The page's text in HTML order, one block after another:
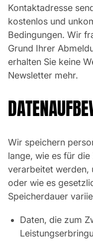
Kontaktadresse
kostenlos und
Bedingungen. Wir
Grund Ihrer
erhalten Sie keine
Newsletter mehr.
Wir speichern
lange, wie es für
verarbeitet werden,
oder wie es
Speicherdauer
Daten, die zum